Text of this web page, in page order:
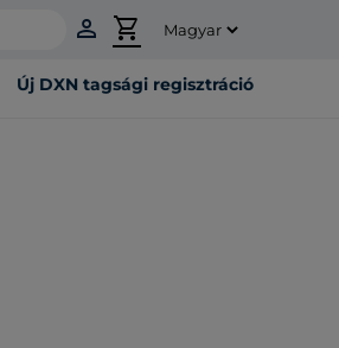
person shopping_cart
Új DXN tagsági regisztráció